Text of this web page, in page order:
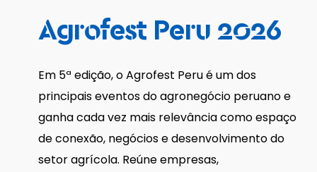
Agrofest Peru 2026
Em 5ª edição, o Agrofest Peru é um dos
principais eventos do agronegócio peruano e
ganha cada vez mais relevância como espaço
de conexão, negócios e desenvolvimento do
setor agrícola. Reúne empresas,